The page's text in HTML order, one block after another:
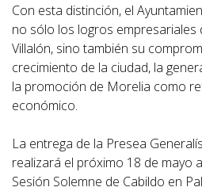
Con esta distinción, el
no sólo los logros empresariales
Villalón, sino también su
crecimiento de la ciudad, la
la promoción de Morelia como
económico.
La entrega de la Presea
realizará el próximo 18 de mayo
Sesión Solemne de Cabildo en